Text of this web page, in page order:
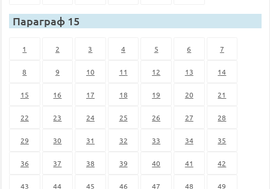
Параграф 15
1 2 3 4 5 6 7
8 9 10 11 12 13 14
15 16 17 18 19 20 21
22 23 24 25 26 27 28
29 30 31 32 33 34 35
36 37 38 39 40 41 42
43 44 45 46 47 48 49